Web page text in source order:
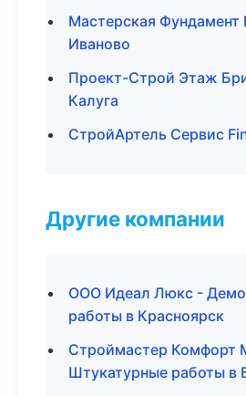
Мастерская
Иваново
Проект-Строй Этаж
Калуга
СтройАртель Сервис
Другие компании
ООО Идеал Люкс -
работы в Красноярск
Строймастер Комфорт
Штукатурные работы в